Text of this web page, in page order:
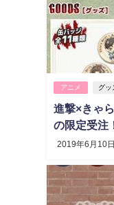
アニメ グッ
進撃×きゃ
の限定受注
2019年6月10日